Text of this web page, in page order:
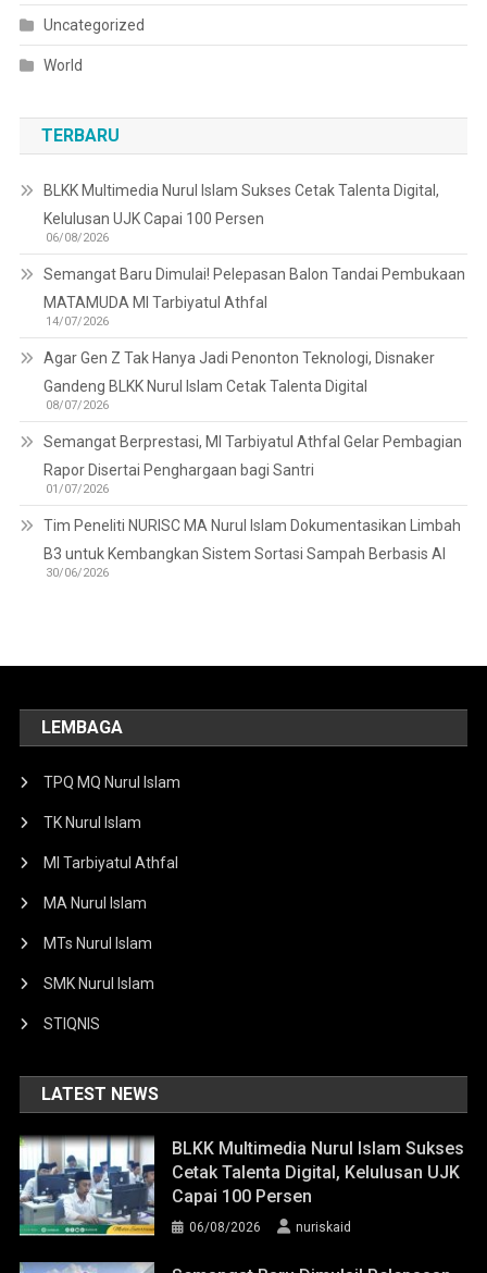
Uncategorized
World
TERBARU
BLKK Multimedia Nurul Islam Sukses Cetak Talenta Digital,
Kelulusan UJK Capai 100 Persen
06/08/2026
Semangat Baru Dimulai! Pelepasan Balon Tandai Pembukaan
MATAMUDA MI Tarbiyatul Athfal
14/07/2026
Agar Gen Z Tak Hanya Jadi Penonton Teknologi, Disnaker
Gandeng BLKK Nurul Islam Cetak Talenta Digital
08/07/2026
Semangat Berprestasi, MI Tarbiyatul Athfal Gelar Pembagian
Rapor Disertai Penghargaan bagi Santri
01/07/2026
Tim Peneliti NURISC MA Nurul Islam Dokumentasikan Limbah
B3 untuk Kembangkan Sistem Sortasi Sampah Berbasis AI
30/06/2026
LEMBAGA
TPQ MQ Nurul Islam
TK Nurul Islam
MI Tarbiyatul Athfal
MA Nurul Islam
MTs Nurul Islam
SMK Nurul Islam
STIQNIS
LATEST NEWS
BLKK Multimedia Nurul Islam Sukses
Cetak Talenta Digital, Kelulusan UJK
Capai 100 Persen
06/08/2026 nuriskaid